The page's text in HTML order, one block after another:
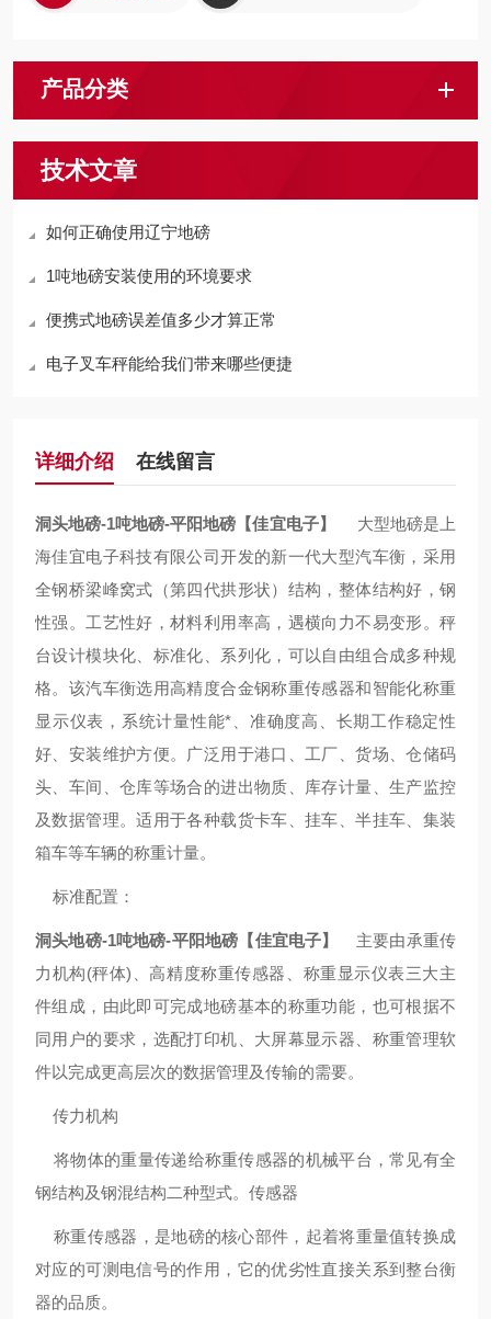
产品分类
技术文章
如何正确使用辽宁地磅
1吨地磅安装使用的环境要求
便携式地磅误差值多少才算正常
电子叉车秤能给我们带来哪些便捷
详细介绍 在线留言
洞头地磅-1吨地磅-平阳地磅【佳宜电子】
大型地磅是上
海佳宜电子科技有限公司开发的新一代大型汽车衡，采用
全钢桥梁峰窝式（第四代拱形状）结构，整体结构好，钢
性强。工艺性好，材料利用率高，遇横向力不易变形。秤
台设计模块化、标准化、系列化，可以自由组合成多种规
格。该汽车衡选用高精度合金钢称重传感器和智能化称重
显示仪表，系统计量性能*、准确度高、长期工作稳定性
好、安装维护方便。广泛用于港口、工厂、货场、仓储码
头、车间、仓库等场合的进出物质、库存计量、生产监控
及数据管理。适用于各种载货卡车、挂车、半挂车、集装
箱车等车辆的称重计量。
标准配置：
洞头地磅-1吨地磅-平阳地磅【佳宜电子】
主要由承重传
力机构(秤体)、高精度称重传感器、称重显示仪表三大主
件组成，由此即可完成地磅基本的称重功能，也可根据不
同用户的要求，选配打印机、大屏幕显示器、称重管理软
件以完成更高层次的数据管理及传输的需要。
传力机构
将物体的重量传递给称重传感器的机械平台，常见有全
钢结构及钢混结构二种型式。传感器
称重传感器，是地磅的核心部件，起着将重量值转换成
对应的可测电信号的作用，它的优劣性直接关系到整台衡
器的品质。